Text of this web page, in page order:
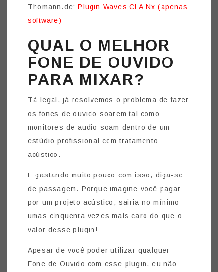
Thomann.de:Plugin Waves CLA Nx (apenas
software)
QUAL O MELHOR
FONE DE OUVIDO
PARA MIXAR?
Tá legal, já resolvemos o problema de fazer
os fones de ouvido soarem tal como
monitores de audio soam dentro de um
estúdio profissional com tratamento
acústico.
E gastando muito pouco com isso, diga-se
de passagem. Porque imagine você pagar
por um projeto acústico, sairia no mínimo
umas cinquenta vezes mais caro do que o
valor desse plugin!
Apesar de você poder utilizar qualquer
Fone de Ouvido com esse plugin, eu não